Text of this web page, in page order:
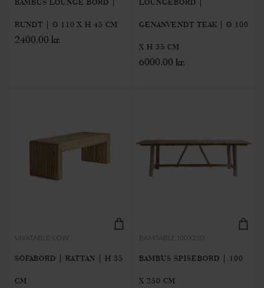
RUNDT | Ø 110 X H 45 CM
2400.00 kr.
GENANVENDT TEAK | Ø 100
X H 35 CM
6000.00 kr.
VIVATABLE-LOW
SOFABORD | RATTAN | H 35
CM
BAMTABLE100X250
BAMBUS SPISEBORD | 100
X 250 CM